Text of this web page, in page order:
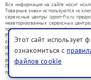
Вся информация на сайте носит
Товарные знаки используются
сервисные центры ippon-fix.ru
неавторизованных сервисных
товарных знаков или их
Ремонт осуществляется для
со статьей 1487 ГК РФ.
Использование товарных знаков не
потребителей в заблуждение, а
ремонту техники указанных брендов.
Представленная на сайте
положениями Статьи 437(2)
Этот сайт использует
ознакомиться с
файлов cookie